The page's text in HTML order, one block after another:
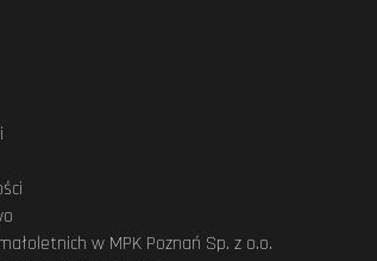
w MPK Poznań Sp. z o.o.